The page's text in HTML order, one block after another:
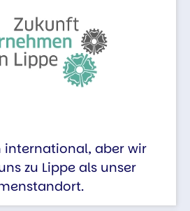
international, aber wir
zu Lippe als unser